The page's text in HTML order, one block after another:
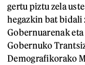
gertu piztu zela
hegazkin bat
Gobernuarenak
Gobernuko
Demografikorako